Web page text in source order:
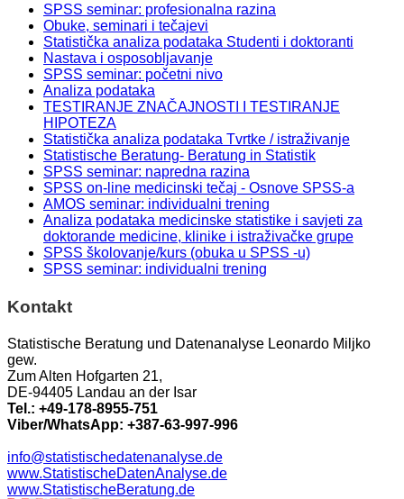
SPSS seminar: profesionalna razina
Obuke, seminari i tečajevi
Statistička analiza podataka Studenti i doktoranti
Nastava i osposobljavanje
SPSS seminar: početni nivo
Analiza podataka
TESTIRANJE ZNAČAJNOSTI I TESTIRANJE
HIPOTEZA
Statistička analiza podataka Tvrtke / istraživanje
Statistische Beratung- Beratung in Statistik
SPSS seminar: napredna razina
SPSS on-line medicinski tečaj - Osnove SPSS-a
AMOS seminar: individualni trening
Analiza podataka medicinske statistike i savjeti za
doktorande medicine, klinike i istraživačke grupe
SPSS školovanje/kurs (obuka u SPSS -u)
SPSS seminar: individualni trening
Kontakt
Statistische Beratung und Datenanalyse Leonardo Miljko
gew.
Zum Alten Hofgarten 21,
DE-94405 Landau an der Isar
Tel.: +49-178-8955-751
Viber/WhatsApp: +387-63-997-996
info@statistischedatenanalyse.de
www.StatistischeDatenAnalyse.de
www.StatistischeBeratung.de